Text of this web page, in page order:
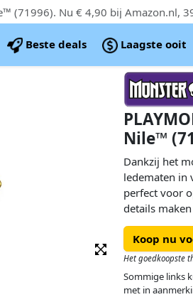
Beste deals Laagste ooit
Nile™
Dankzij het
ledematen in
perfect voor
details
High-
twist in elk
Ontworpen
PLAYMOBIL-
Koop nu
Het goedkoopste
Sommige links
met in